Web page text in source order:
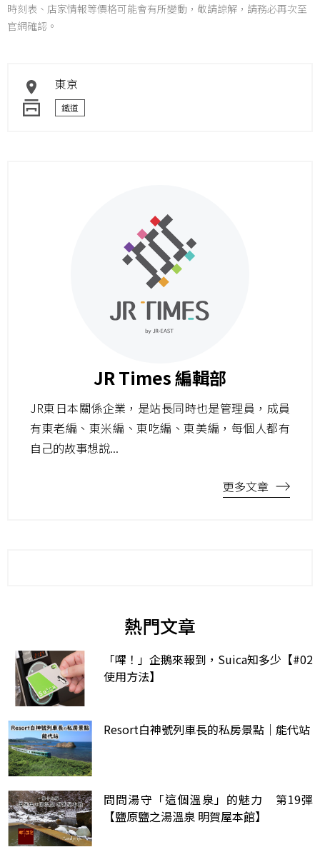
時刻表、店家情報等價格可能會有所變動，敬請諒解，請務必再次至
官網確認。
東京
鐵道
JR Times 編輯部
JR東日本關係企業，是站長同時也是管理員，成員
有東老編、東米編、東吃編、東美編，每個人都有
自己的故事想說...
更多文章
熱門文章
「嗶！」企鵝來報到，Suica知多少【#02
使用方法】
Resort白神號列車長的私房景點｜能代站
問問湯守「這個溫泉」的魅力 第19彈
【鹽原鹽之湯溫泉 明賀屋本館】